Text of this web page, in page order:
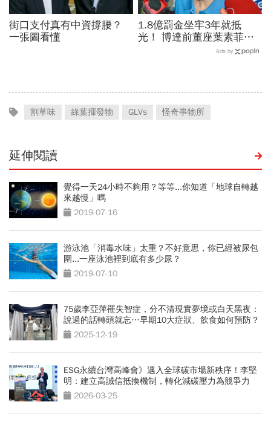
街口支付真有中資撐腰？
一張圖看懂
1.8億罰金坐牢3年就抵
光！ 博達前董座葉素菲今
Ads by
割草味 綠葉揮發物 GLVs 怪奇事物所
延伸閱讀
覺得一天24小時不夠用？等等...你知道「地球自轉越
來越慢」嗎
2019-07-16
游泳池「消毒水味」太重？不好意思，你已經被尿包
圍...一座泳池裡到底有多少尿？
2019-07-10
75歲李亞萍罹失智症，分不清現實夢境或白天黑夜：
說過的話轉頭就忘…早期10大症狀、飲食如何預防？
2025-12-19
ESG永續台灣高峰會》邁入全球碳市場新秩序！李堅
明：建立高誠信抵換機制，轉化減碳壓力為競爭力
2026-03-25